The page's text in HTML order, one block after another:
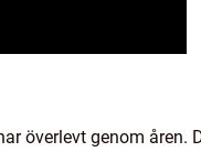
överlevt genom åren.